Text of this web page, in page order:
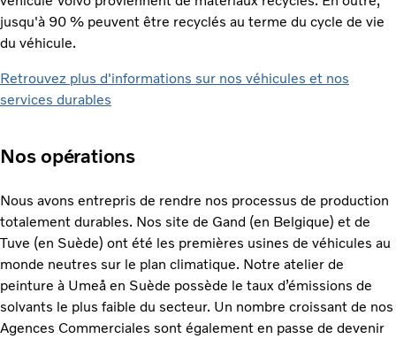
jusqu'à 90 % peuvent être recyclés au terme du cycle de vie
du véhicule.
Retrouvez plus d'informations sur nos véhicules et nos
services durables
Nos opérations
Nous avons entrepris de rendre nos processus de production
totalement durables. Nos site de Gand (en Belgique) et de
Tuve (en Suède) ont été les premières usines de véhicules au
monde neutres sur le plan climatique. Notre atelier de
peinture à Umeå en Suède possède le taux d’émissions de
solvants le plus faible du secteur. Un nombre croissant de nos
Agences Commerciales sont également en passe de devenir